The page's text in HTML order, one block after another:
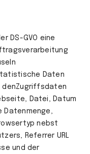
DS-GVO eine
Daten
denZugriffsdaten
Datei, Datum
Datenmenge,
nebst
Referrer URL
und der